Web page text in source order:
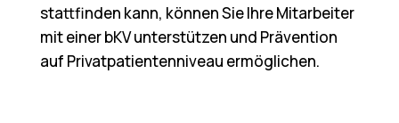
stattfinden kann, können Sie Ihre Mitarbeiter
mit einer bKV unterstützen und Prävention
auf Privatpatientenniveau ermöglichen.